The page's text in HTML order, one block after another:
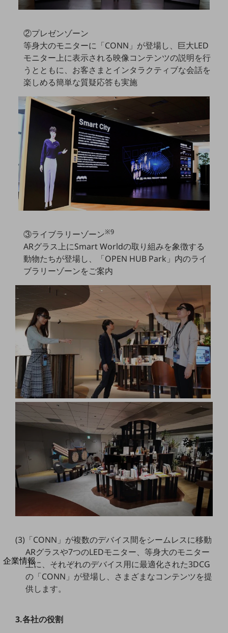
ビジネスお役立ち情報
解決するヒントをお届けする記事サイト
新着記事
お役立ち資料ダウンロード
トレンド記事特集
IT用語集
中堅中小企業向け
課題やニーズに合ったサービスをご紹介し、
中堅中小企業のビジネスをサポート！
お悩みから見つける
お悩みから見つけるTOP
ネットワーク
モバイル・音声
バックオフィス
セキュリティ
その他のお悩みはこちら
業界から見つける
業界から見つけるTOP
小売・卸売業
運輸業
地域産業
その他の業界はこちら
ゲーム感覚で見つける
ビジネスお悩み診断
NTTドコモビジネス
オンラインショップ
モバイル・ICTサービスをオンラインで
相談・申し込みができるバーチャルショップ
法人向けモバイルトップ
はじめての方へ
サービス・商品を探す
新規会員登録/ログインはこちら
100回線以上のお問い合わせ・お見積りはこちら
別ウィンドウで開きます
企業情報
企業情報TOP
会社案内
会社案内TOP
②プレゼンゾーン
等身大のモニターに「CONN」が登場し、巨大LED
モニター上に表示される映像コンテンツの説明を行
うとともに、お客さまとインタラクティブな会話を
楽しめる簡単な質疑応答も実施
③ライブラリーゾーン※9
ARグラス上にSmart Worldの取り組みを象徴する
動物たちが登場し、「OPEN HUB Park」内のライ
ブラリーゾーンをご案内
(3)「CONN」が複数のデバイス間をシームレスに移動
ARグラスや7つのLEDモニター、等身大のモニター
上に、それぞれのデバイス用に最適化された3DCG
の「CONN」が登場し、さまざまなコンテンツを提
供します。
3.各社の役割